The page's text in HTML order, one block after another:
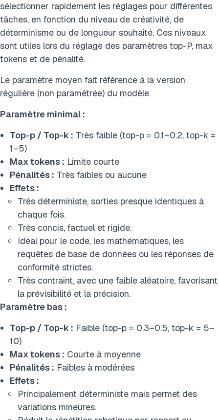
sélectionner rapidement les réglages pour différentes
tâches, en fonction du niveau de créativité, de
déterminisme ou de longueur souhaité. Ces niveaux
sont utiles lors du réglage des paramètres top-P, max
tokens et de pénalité.
Le paramètre moyen fait référence à la version
régulière (non paramétrée) du modèle.
Paramètre minimal :
Top-p / Top-k : Très faible (top-p ≈ 0.1–0.2, top-k =
1–5)
Max tokens : Limite courte
Pénalités : Très faibles ou aucune
Effets :
Très déterministe, sorties presque identiques à
chaque fois.
Très concis, factuel et rigide.
Idéal pour le code, les mathématiques, les
requêtes de base de données ou les réponses de
conformité strictes.
Très contraint, avec une faible aléatoire, favorisant
la prévisibilité et la précision.
Paramètre bas :
Top-p / Top-k : Faible (top-p ≈ 0.3–0.5, top-k = 5–
10)
Max tokens : Courte à moyenne
Pénalités : Faibles à modérées
Effets :
Principalement déterministe mais permet des
variations mineures.